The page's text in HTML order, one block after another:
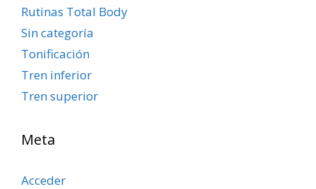
Rutinas Total Body
Sin categoría
Tonificación
Tren inferior
Tren superior
Meta
Acceder